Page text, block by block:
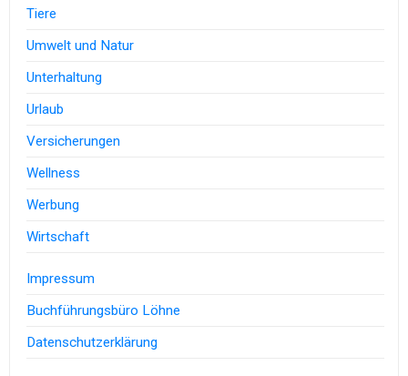
Tiere
Umwelt und Natur
Unterhaltung
Urlaub
Versicherungen
Wellness
Werbung
Wirtschaft
Impressum
Buchführungsbüro Löhne
Datenschutzerklärung